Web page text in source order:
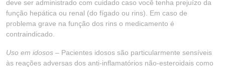
deve ser administrado com cuidado caso você tenha prejuízo da
função hepática ou renal (do fígado ou rins). Em caso de
problema grave na função dos rins o medicamento é
contraindicado.
Uso em idosos – Pacientes idosos são particularmente sensíveis
às reações adversas dos anti-inflamatórios não-esteroidais como